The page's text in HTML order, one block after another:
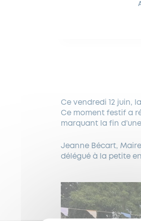
Ce vendredi 12 juin,
Ce moment festif a
marquant la fin
Jeanne Bécart,
délégué à la petite